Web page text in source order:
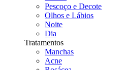
Pescoço e Decote
Olhos e Lábios
Noite
Dia
Tratamentos
Manchas
Acne